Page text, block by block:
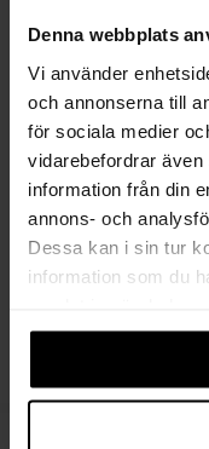
Denna webbplats
Vi använder
och annonserna till
för sociala medier
vidarebefordrar
information från din
annons- och
Dessa kan i sin tur
information som du